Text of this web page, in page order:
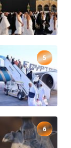
5
6